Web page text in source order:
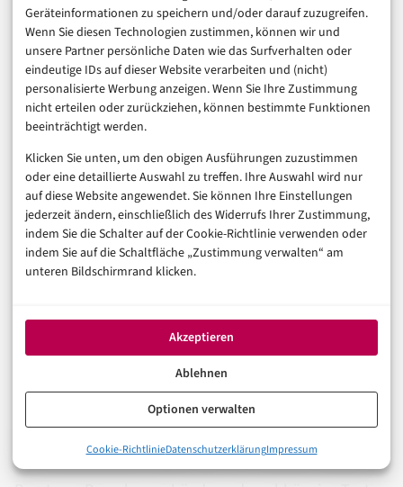
Geräteinformationen zu speichern und/oder darauf zuzugreifen.
Wenn Sie diesen Technologien zustimmen, können wir und
unsere Partner persönliche Daten wie das Surfverhalten oder
eindeutige IDs auf dieser Website verarbeiten und (nicht)
personalisierte Werbung anzeigen. Wenn Sie Ihre Zustimmung
nicht erteilen oder zurückziehen, können bestimmte Funktionen
beeinträchtigt werden.
Klicken Sie unten, um den obigen Ausführungen zuzustimmen
oder eine detaillierte Auswahl zu treffen. Ihre Auswahl wird nur
auf diese Website angewendet. Sie können Ihre Einstellungen
jederzeit ändern, einschließlich des Widerrufs Ihrer Zustimmung,
indem Sie die Schalter auf der Cookie-Richtlinie verwenden oder
indem Sie auf die Schaltfläche „Zustimmung verwalten“ am
unteren Bildschirmrand klicken.
Akzeptieren
Ablehnen
Optionen verwalten
Cookie-RichtlinieDatenschutzerklärungImpressum
Konkret bedeutet das für Boards: Cybersecurity-
Anbieter sollten nicht nur nach Preis und
Markenbekanntheit beurteilt werden, sondern anhand
derselben Kriterien, die der Report als
vertrauensbildend identifiziert hat – also externer
Validierung, nachweisbarer Incident-Kommunikation
und konsistenter Servicequalität. Wer diese Kriterien in
den Beschaffungsprozess integriert, trifft
Entscheidungen auf einer Grundlage, die sich im
Nachhinein auch gegenüber Aufsichtsbehörden,
Versicherern und Geschäftspartnern vertreten lässt.
Anforderungen ist das kein Detail, sondern ein
Für KMU ohne eigene Security-Abteilung ist die
zur Anbieterbewertung ist real und messbar. Externe
Cybersecurity-Vertrauen: Ein Problem, das die ganze